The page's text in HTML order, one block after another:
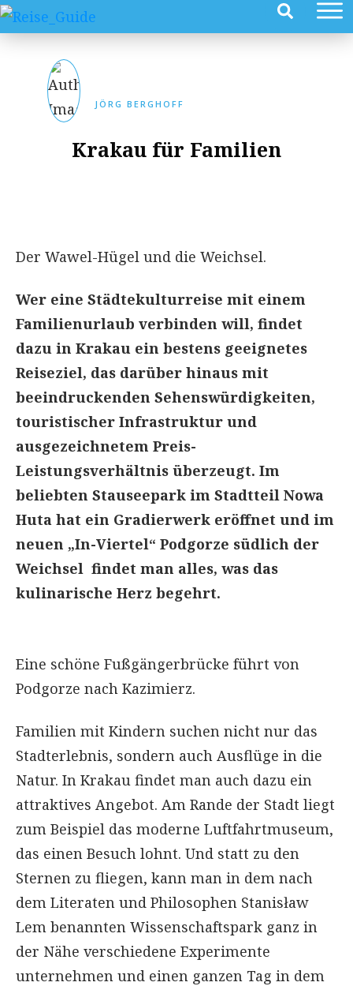
JÖRG BERGHOFF
Krakau für Familien
Der Wawel-Hügel und die Weichsel.
Wer eine Städtekulturreise mit einem
Familienurlaub verbinden will, findet
dazu in Krakau ein bestens geeignetes
Reiseziel, das darüber hinaus mit
beeindruckenden Sehenswürdigkeiten,
touristischer Infrastruktur und
ausgezeichnetem Preis-
Leistungsverhältnis überzeugt. Im
beliebten Stauseepark im Stadtteil Nowa
Huta hat ein Gradierwerk eröffnet und im
neuen „In-Viertel“ Podgorze südlich der
Weichsel findet man alles, was das
kulinarische Herz begehrt.
Eine schöne Fußgängerbrücke führt von
Podgorze nach Kazimierz.
Familien mit Kindern suchen nicht nur das
Stadterlebnis, sondern auch Ausflüge in die
Natur. In Krakau findet man auch dazu ein
attraktives Angebot. Am Rande der Stadt liegt
zum Beispiel das moderne Luftfahrtmuseum,
das einen Besuch lohnt. Und statt zu den
Sternen zu fliegen, kann man in dem nach
dem Literaten und Philosophen Stanisław
Lem benannten Wissenschaftspark ganz in
der Nähe verschiedene Experimente
unternehmen und einen ganzen Tag in dem